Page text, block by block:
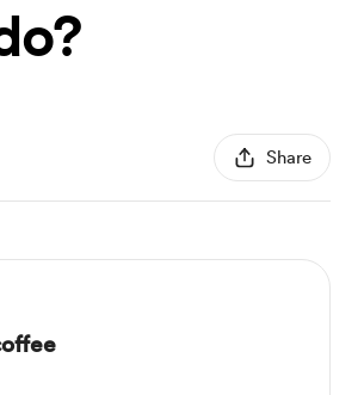
Share